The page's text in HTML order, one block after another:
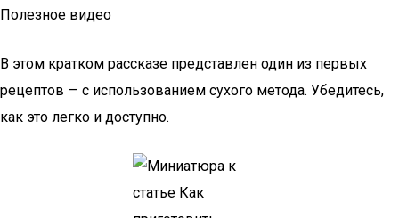
Полезное видео
В этом кратком рассказе представлен один из первых
рецептов — с использованием сухого метода. Убедитесь,
как это легко и доступно.